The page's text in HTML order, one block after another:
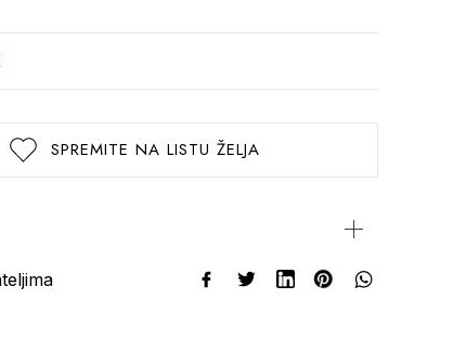
SPREMITE NA LISTU ŽELJA